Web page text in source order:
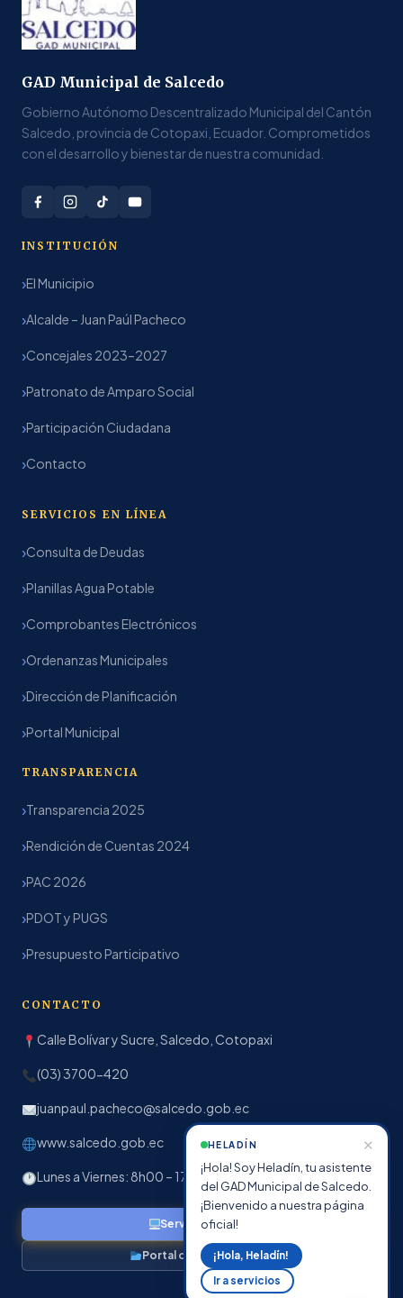
GAD Municipal de Salcedo
Gobierno Autónomo Descentralizado Municipal del Cantón
Salcedo, provincia de Cotopaxi, Ecuador. Comprometidos
con el desarrollo y bienestar de nuestra comunidad.
INSTITUCIÓN
El Municipio
Alcalde – Juan Paúl Pacheco
Concejales 2023–2027
Patronato de Amparo Social
Participación Ciudadana
Contacto
SERVICIOS EN LÍNEA
Consulta de Deudas
Planillas Agua Potable
Comprobantes Electrónicos
Ordenanzas Municipales
Dirección de Planificación
Portal Municipal
TRANSPARENCIA
Transparencia 2025
Rendición de Cuentas 2024
PAC 2026
PDOT y PUGS
Presupuesto Participativo
CONTACTO
Calle Bolívar y Sucre, Salcedo, Cotopaxi
(03) 3700-420
juanpaul.pacheco@salcedo.gob.ec
www.salcedo.gob.ec
Lunes a Viernes: 8h00 – 17h00
Servicios en línea
Portal de Transparencia
HELADÍN ✕
¡Hola! Soy Heladín, tu asistente
del GAD Municipal de Salcedo.
¡Bienvenido a nuestra página
oficial!
¡Hola, Heladín!
Ir a servicios